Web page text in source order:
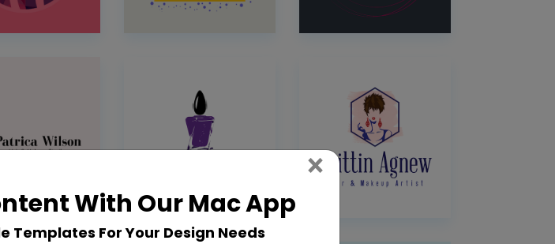
With Our Mac App
Templates For Your Design Needs
× Close